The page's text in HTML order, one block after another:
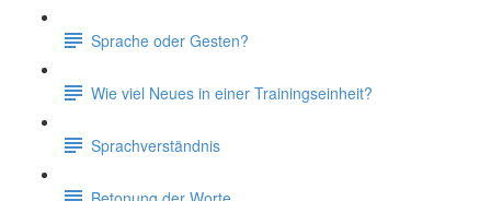
Sprache oder Gesten?
Wie viel Neues in einer Trainingseinheit?
Sprachverständnis